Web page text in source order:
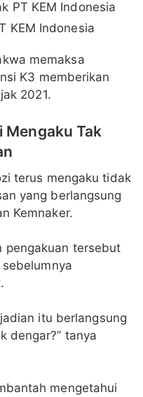
PT KEM Indonesia
KEM Indonesia
memaksa
K3 memberikan
2021.
Mengaku Tak
terus mengaku tidak
yang berlangsung
Kemnaker.
pengakuan tersebut
itu berlangsung
dengar?” tanya
mengetahui